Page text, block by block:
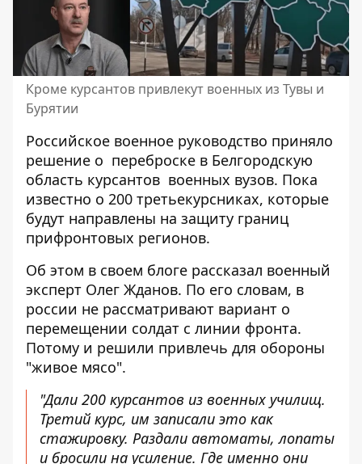
Кроме курсантов привлекут военных из Тувы и
Бурятии
Российское военное руководство приняло
решение о переброске в Белгородскую
область курсантов военных вузов. Пока
известно о 200 третьекурсниках, которые
будут направлены на защиту границ
прифронтовых регионов.
Об этом в своем блоге рассказал военный
эксперт Олег Жданов. По его словам, в
россии не рассматривают вариант о
перемещении солдат с линии фронта.
Потому и решили привлечь для обороны
"живое мясо".
"Дали 200 курсантов из военных училищ.
Третий курс, им записали это как
стажировку. Раздали автоматы, лопаты
и бросили на усиление. Где именно они